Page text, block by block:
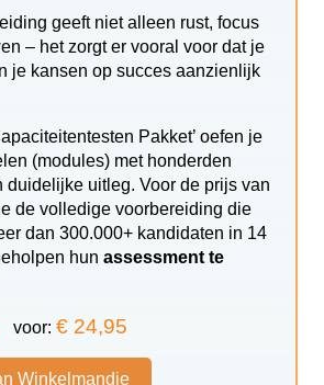
geeft niet alleen rust, focus
– het zorgt er vooral voor dat je
je kansen op succes aanzienlijk
Pakket’ oefen je
(modules) met honderden
duidelijke uitleg. Voor de prijs van
de volledige voorbereiding die
dan 300.000+ kandidaten in 14
hun assessment te
voor: € 24,95
Winkelmandje